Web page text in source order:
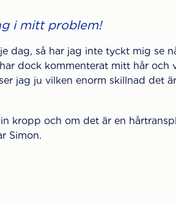
i mitt problem!
dag, så har jag inte tyckt mig se
dock kommenterat mitt hår
jag ju vilken enorm skillnad det
kropp och om det är en
Simon.